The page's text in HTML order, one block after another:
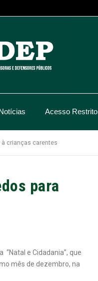
Acesso Restrito
à crianças carentes
para
e Cidadania”, que
mês de dezembro, na